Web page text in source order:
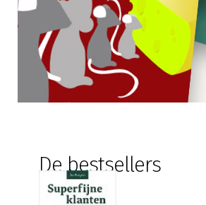
De bestsellers